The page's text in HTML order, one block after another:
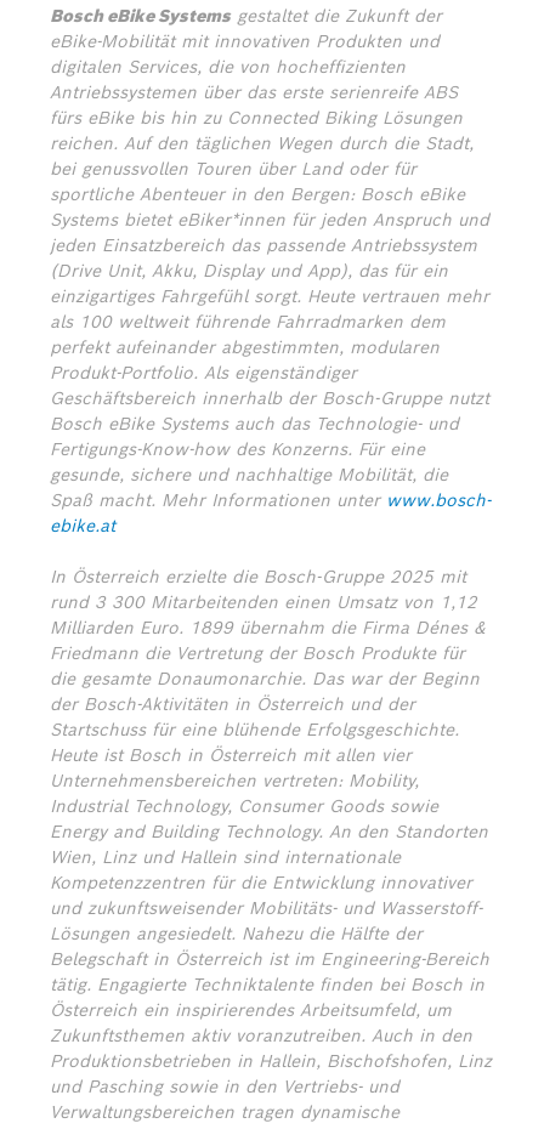
Bosch eBike Systems gestaltet die Zukunft der
eBike-Mobilität mit innovativen Produkten und
digitalen Services, die von hocheffizienten
Antriebssystemen über das erste serienreife ABS
fürs eBike bis hin zu Connected Biking Lösungen
reichen. Auf den täglichen Wegen durch die Stadt,
bei genussvollen Touren über Land oder für
sportliche Abenteuer in den Bergen: Bosch eBike
Systems bietet eBiker*innen für jeden Anspruch und
jeden Einsatzbereich das passende Antriebssystem
(Drive Unit, Akku, Display und App), das für ein
einzigartiges Fahrgefühl sorgt. Heute vertrauen mehr
als 100 weltweit führende Fahrradmarken dem
perfekt aufeinander abgestimmten, modularen
Produkt-Portfolio. Als eigenständiger
Geschäftsbereich innerhalb der Bosch-Gruppe nutzt
Bosch eBike Systems auch das Technologie- und
Fertigungs-Know-how des Konzerns. Für eine
gesunde, sichere und nachhaltige Mobilität, die
Spaß macht. Mehr Informationen unter www.bosch-
ebike.at
In Österreich erzielte die Bosch-Gruppe 2025 mit
rund 3 300 Mitarbeitenden einen Umsatz von 1,12
Milliarden Euro. 1899 übernahm die Firma Dénes &
Friedmann die Vertretung der Bosch Produkte für
die gesamte Donaumonarchie. Das war der Beginn
der Bosch-Aktivitäten in Österreich und der
Startschuss für eine blühende Erfolgsgeschichte.
Heute ist Bosch in Österreich mit allen vier
Unternehmensbereichen vertreten: Mobility,
Industrial Technology, Consumer Goods sowie
Energy and Building Technology. An den Standorten
Wien, Linz und Hallein sind internationale
Kompetenzzentren für die Entwicklung innovativer
und zukunftsweisender Mobilitäts- und Wasserstoff-
Lösungen angesiedelt. Nahezu die Hälfte der
Belegschaft in Österreich ist im Engineering-Bereich
tätig. Engagierte Techniktalente finden bei Bosch in
Österreich ein inspirierendes Arbeitsumfeld, um
Zukunftsthemen aktiv voranzutreiben. Auch in den
Produktionsbetrieben in Hallein, Bischofshofen, Linz
und Pasching sowie in den Vertriebs- und
Verwaltungsbereichen tragen dynamische